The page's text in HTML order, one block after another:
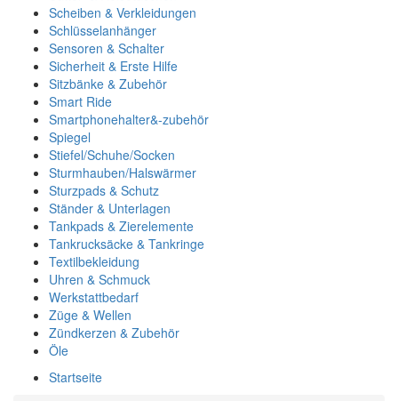
Scheiben & Verkleidungen
Schlüsselanhänger
Sensoren & Schalter
Sicherheit & Erste Hilfe
Sitzbänke & Zubehör
Smart Ride
Smartphonehalter&-zubehör
Spiegel
Stiefel/Schuhe/Socken
Sturmhauben/Halswärmer
Sturzpads & Schutz
Ständer & Unterlagen
Tankpads & Zierelemente
Tankrucksäcke & Tankringe
Textilbekleidung
Uhren & Schmuck
Werkstattbedarf
Züge & Wellen
Zündkerzen & Zubehör
Öle
Startseite